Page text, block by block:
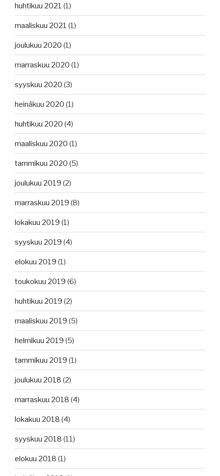
huhtikuu 2021 (1)
maaliskuu 2021 (1)
joulukuu 2020 (1)
marraskuu 2020 (1)
syyskuu 2020 (3)
heinäkuu 2020 (1)
huhtikuu 2020 (4)
maaliskuu 2020 (1)
tammikuu 2020 (5)
joulukuu 2019 (2)
marraskuu 2019 (8)
lokakuu 2019 (1)
syyskuu 2019 (4)
elokuu 2019 (1)
toukokuu 2019 (6)
huhtikuu 2019 (2)
maaliskuu 2019 (5)
helmikuu 2019 (5)
tammikuu 2019 (1)
joulukuu 2018 (2)
marraskuu 2018 (4)
lokakuu 2018 (4)
syyskuu 2018 (11)
elokuu 2018 (1)